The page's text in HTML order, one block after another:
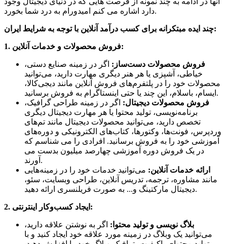
دارد اشاره می کنم امیدورام به درد شما بخورد.
چند ایده مبتکرانه برای کسب درآمد آنلاین با توجه به شرایط ایران:
1. فروش محصولات و خدمات آنلاین:
فروش محصولات دست‌ساز: اگر در زمینه صنایع دستی،
خیاطی، آشپزی یا هر هنر دیگری مهارت دارید، می‌توانید
محصولات خود را در پلتفرم‌های فروش آنلاین مانند دیجی‌کالا،
ایسام، باسلام، این چند یا حتی اینستاگرام به فروش برسانید.
فروش محصولات دیجیتال: اگر در زمینه طراحی گرافیک،
برنامه‌نویسی، تولید محتوا یا هر مهارت دیجیتال دیگری
تخصص دارید، می‌توانید محصولات دیجیتال مانند تم‌های
وردپرس، فونت‌ها، وکتورها، کتاب‌های الکترونیکی و دوره‌های
آموزشی خود را به فروش برسانید. افرادی را می شناسم که
در یک فروش دوره آموزشی چهارصد میلیون بدست می
آورند.
ارائه خدمات آنلاین: می‌توانید خدمات خود را در زمینه‌هایی
مانند مشاوره، ترجمه، تدریس آنلاین، طراحی وبسایت، سئو،
دیجیتال مارکتینگ و... به صورت فریلنسری ارائه دهید.
2. ایجاد کسب‌وکار اینترنتی:
بلاگ نویسی و تولید محتوا: اگر به نوشتن علاقه دارید،
می‌توانید یک وبلاگ در زمینه مورد علاقه خود ایجاد کنید و با